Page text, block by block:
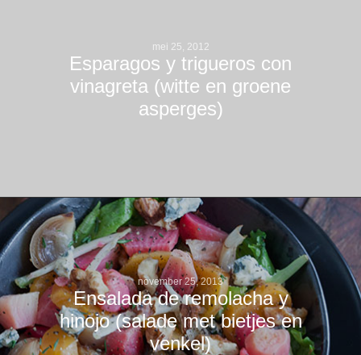
mei 25, 2012
Esparagos y trigueros con
vinagreta (witte en groene
asperges)
november 25, 2013
Ensalada de remolacha y
hinojo (salade met bietjes en
venkel)